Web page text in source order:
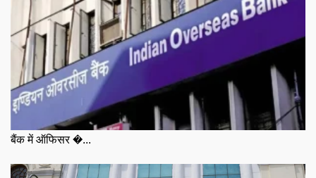
बैंक में ऑफिसर �...